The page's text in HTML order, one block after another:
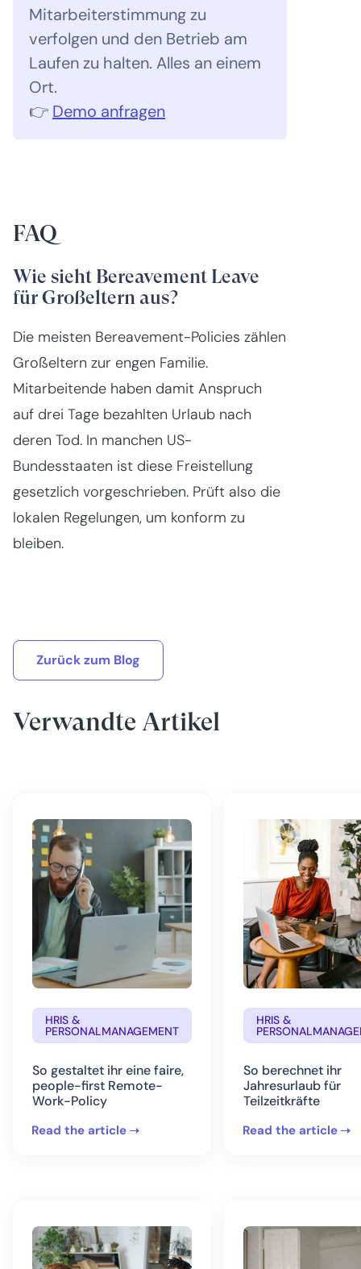
Mitarbeiterstimmung zu
verfolgen und den Betrieb am
Laufen zu halten. Alles an einem
Ort.
👉 Demo anfragen
FAQ
Wie sieht Bereavement Leave
für Großeltern aus?
Die meisten Bereavement-Policies zählen
Großeltern zur engen Familie.
Mitarbeitende haben damit Anspruch
auf drei Tage bezahlten Urlaub nach
deren Tod. In manchen US-
Bundesstaaten ist diese Freistellung
gesetzlich vorgeschrieben. Prüft also die
lokalen Regelungen, um konform zu
bleiben.
Verwandte Artikel
Zurück zum Blog
HRIS &
PERSONALMANAGEMENT
So gestaltet ihr eine faire,
people-first Remote-
Work-Policy
Read the article
HRIS &
So berechnet ihr
Jahresurlaub für
Teilzeitkräfte
Read the article